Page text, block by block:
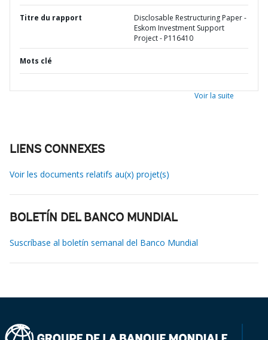
Titre du rapport
Disclosable Restructuring Paper -
Eskom Investment Support
Project - P116410
Mots clé
Voir la suite
LIENS CONNEXES
Voir les documents relatifs au(x) projet(s)
BOLETÍN DEL BANCO MUNDIAL
Suscríbase al boletín semanal del Banco Mundial